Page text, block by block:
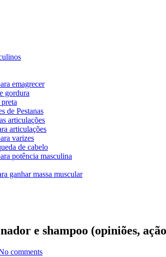
emagrecer
gordura
de Pestanas
articulações
articulações
varizes
de cabelo
potência masculina
ganhar massa muscular
e shampoo (opiniões,
comments